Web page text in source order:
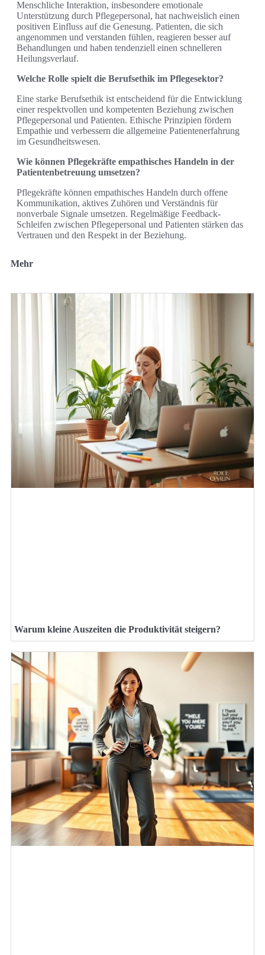
Menschliche Interaktion, insbesondere emotionale
Unterstützung durch Pflegepersonal, hat nachweislich einen
positiven Einfluss auf die Genesung. Patienten, die sich
angenommen und verstanden fühlen, reagieren besser auf
Behandlungen und haben tendenziell einen schnelleren
Heilungsverlauf.
Welche Rolle spielt die Berufsethik im Pflegesektor?
Eine starke Berufsethik ist entscheidend für die Entwicklung
einer respektvollen und kompetenten Beziehung zwischen
Pflegepersonal und Patienten. Ethische Prinzipien fördern
Empathie und verbessern die allgemeine Patientenerfahrung
im Gesundheitswesen.
Wie können Pflegekräfte empathisches Handeln in der
Patientenbetreuung umsetzen?
Pflegekräfte können empathisches Handeln durch offene
Kommunikation, aktives Zuhören und Verständnis für
nonverbale Signale umsetzen. Regelmäßige Feedback-
Schleifen zwischen Pflegepersonal und Patienten stärken das
Vertrauen und den Respekt in der Beziehung.
Mehr
Warum kleine Auszeiten die Produktivität steigern?